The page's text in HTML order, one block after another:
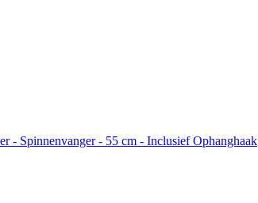
- Spinnenvanger - 55 cm - Inclusief Ophanghaak